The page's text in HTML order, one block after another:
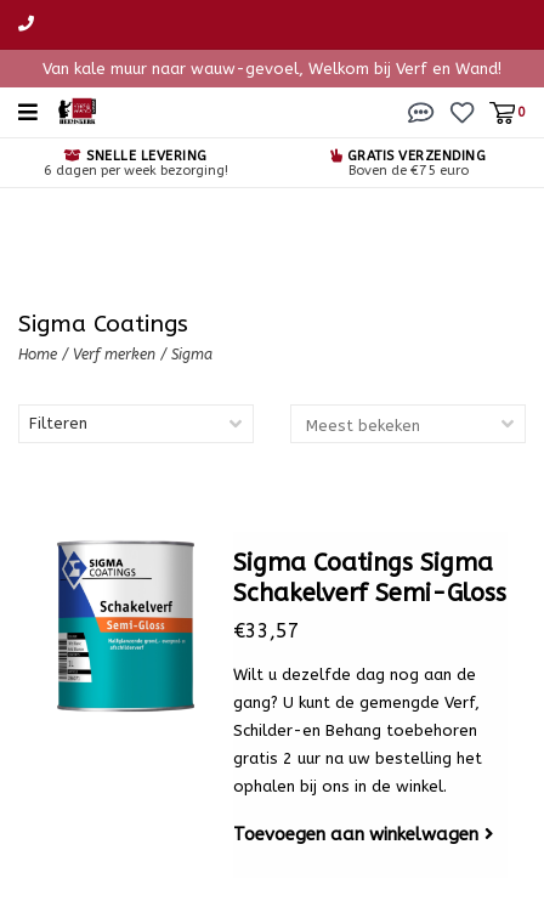
Van kale muur naar wauw-gevoel, Welkom bij Verf en Wand!
0
SNELLE LEVERING
6 dagen per week bezorging!
GRATIS VERZENDING
Boven de €75 euro
Sigma Coatings
Home / Verf merken / Sigma
Filteren
Sigma Coatings Sigma
Schakelverf Semi-Gloss
€33,57
Wilt u dezelfde dag nog aan de
gang? U kunt de gemengde Verf,
Schilder-en Behang toebehoren
gratis 2 uur na uw bestelling het
ophalen bij ons in de winkel.
Toevoegen aan winkelwagen